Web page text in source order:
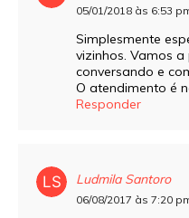
05/01/2018 às 6:53
Simplesmente
vizinhos. Vamos a
conversando e
O atendimento é
Responder
Ludmila Santoro
06/08/2017 às 7:20